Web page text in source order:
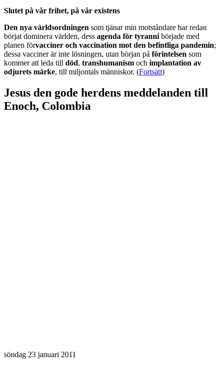
Slutet på vår frihet, på vår existens
Den nya världsordningen som tjänar min motståndare har redan
börjat dominera världen, dess agenda för tyranni började med
planen förvacciner och vaccination mot den befintliga pandemin;
dessa vacciner är inte lösningen, utan början på förintelsen som
kommer att leda till död, transhumanism och implantation av
odjurets märke, till miljontals människor. (Fortsätt)
Jesus den gode herdens meddelanden till
Enoch, Colombia
söndag 23 januari 2011